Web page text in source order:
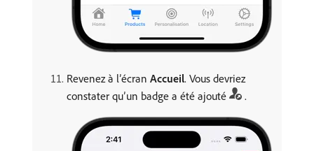
Revenez à l’écran Accueil. Vous devriez
constater qu’un badge a été ajouté
.